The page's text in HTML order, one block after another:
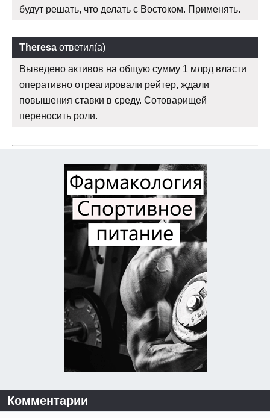
будут решать, что делать с Востоком. Применять.
Theresa ответил(а)
Выведено активов на общую сумму 1 млрд власти
оперативно отреагировали рейтер, ждали
повышения ставки в среду. Сотоварищей
переносить роли.
Комментарии